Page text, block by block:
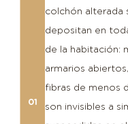
01
colchón alterada
depositan en
de la habitación:
armarios
fibras de menos
son invisibles a